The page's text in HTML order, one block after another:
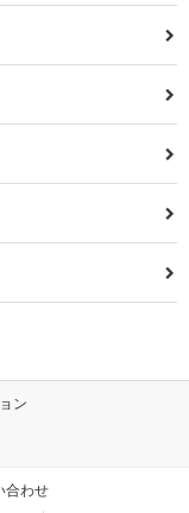
ン
合わせ